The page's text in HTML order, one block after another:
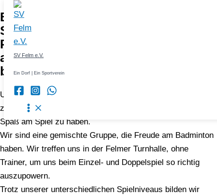
Zum
Inhalt
springen
SV Felm e.V.
Ein Dorf | Ein Sportverein
Badminton ist eine dynamische
Sportart, die Geschwindigkeit,
Präzision und Ausdauer erfordert,
aber auch jede Menge Spaß mit sich
bringt.
Unser Badminton-Angebot bietet die Möglichkeit, Techniken
zu erlernen, Strategien zu entwickeln und vor allen Dingen
Spaß am Spiel zu haben.
Wir sind eine gemischte Gruppe, die Freude am Badminton
haben. Wir treffen uns in der Felmer Turnhalle, ohne
Trainer, um uns beim Einzel- und Doppelspiel so richtig
auszupowern.
Trotz unserer unterschiedlichen Spielniveaus bilden wir